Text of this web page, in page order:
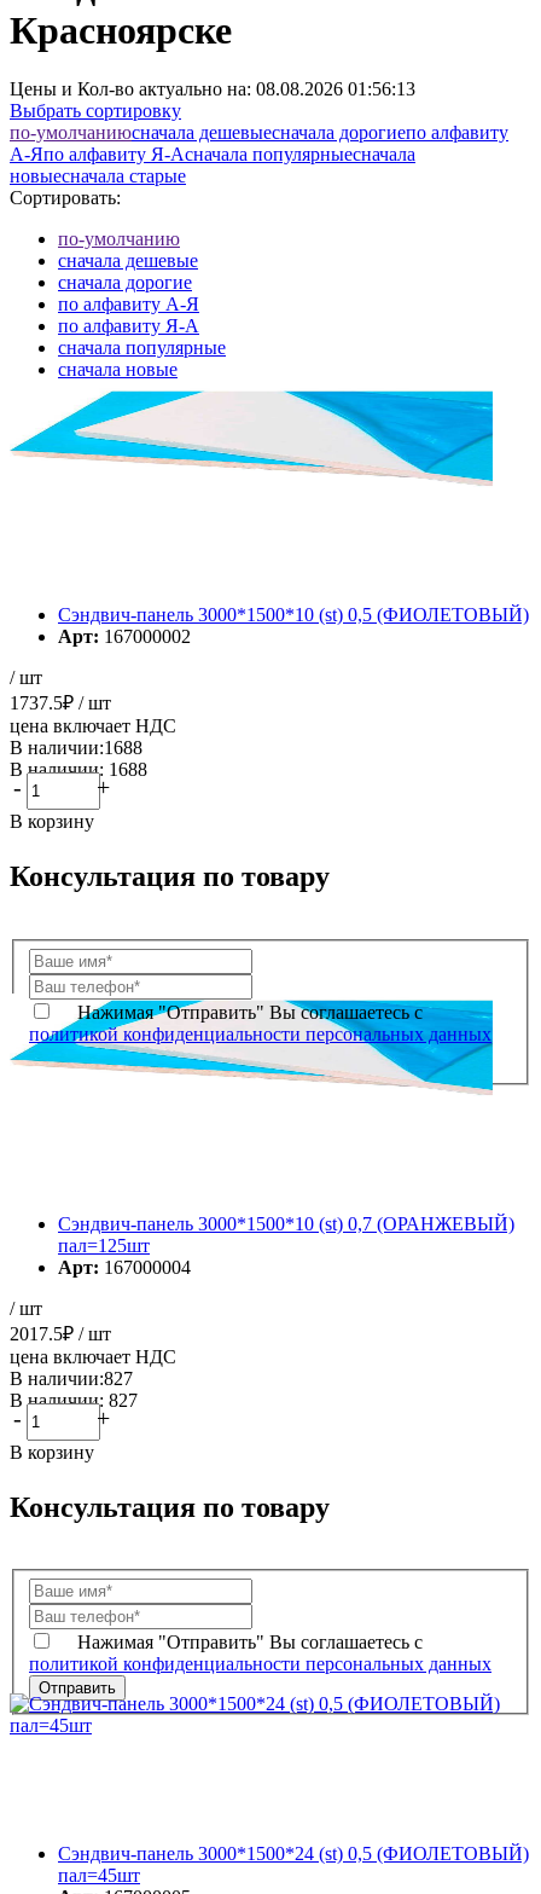
Красноярске
Цены и Кол-во актуально на: 08.08.2026 01:56:13
Выбрать сортировку
по-умолчаниюcначала дешевыеcначала дорогиепо алфавиту
А-Япо алфавиту Я-Аcначала популярныеcначала
новыеcначала старые
Сортировать:
по-умолчанию
cначала дешевые
cначала дорогие
по алфавиту А-Я
по алфавиту Я-А
cначала популярные
cначала новые
cначала старые
Элементов на страницу
Сэндвич-панель 3000*1500*10 (st) 0,5 (ФИОЛЕТОВЫЙ)
Арт: 167000002
/ шт
1737.5₽ / шт
цена включает НДС
В наличии:1688
В наличии: 1688
- +
В корзину
Консультация по товару
Нажимая "Отправить" Вы соглашаетесь с
политикой конфиденциальности персональных данных
Сэндвич-панель 3000*1500*10 (st) 0,7 (ОРАНЖЕВЫЙ)
пал=125шт
Арт: 167000004
/ шт
2017.5₽ / шт
цена включает НДС
В наличии:827
В наличии: 827
- +
В корзину
Консультация по товару
Нажимая "Отправить" Вы соглашаетесь с
политикой конфиденциальности персональных данных
Сэндвич-панель 3000*1500*24 (st) 0,5 (ФИОЛЕТОВЫЙ)
пал=45шт